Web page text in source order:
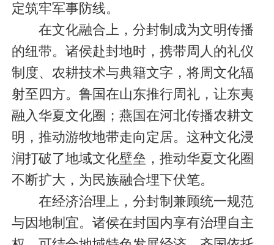
定筑牢军事防线。
在文化融合上，分封制成为文明传播
的纽带。诸侯赴封地时，携带周人的礼仪
制度、农耕技术与典籍文字，将周文化辐
射至四方。鲁国在山东推行周礼，让东夷
融入华夏文化圈；燕国在河北传播农耕文
明，推动游牧地带走向定居。这种文化浸
润打破了地域文化壁垒，推动华夏文化圈
不断扩大，为民族融合埋下伏笔。
在经济治理上，分封制兼顾统一规范
与因地制宜。诸侯在封国内享有治理自主